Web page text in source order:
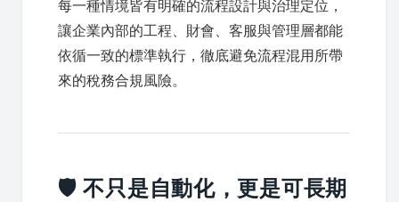
每一種情境皆有明確的流程設計與治理定位，
讓企業內部的工程、財會、客服與管理層都能
依循一致的標準執行，徹底避免流程混用所帶
來的稅務合規風險。
🛡️ 不只是自動化，更是可長期